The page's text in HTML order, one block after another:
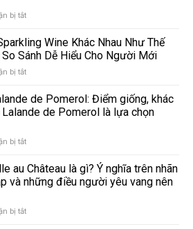
bị tắtở
giống
nho
trắng
làm
vang
phổ
thế
Wine Khác Nhau Như Thế
Sánh Dễ Hiểu Cho Người Mới
bị tắtở
Và
Sparkling
Wine
Nhau
Thế
Nào?
10
So
de Pomerol: Điểm giống, khác
de Pomerol là lựa chọn
bị tắtở
và
Lalande
de
Điểm
au Château là gì? Ý nghĩa trên nhãn
và những điều người yêu vang nên
bị tắtở